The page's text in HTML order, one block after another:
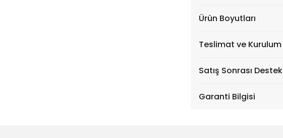
Ürün Boyutları
Teslimat ve Kurulum
Satış Sonrası Destek
Garanti Bilgisi